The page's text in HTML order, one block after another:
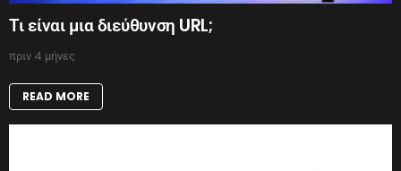
Τι είναι μια διεύθυνση URL;
πριν 4 μήνες
READ MORE